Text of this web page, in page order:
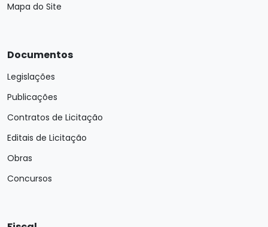
Mapa do Site
Documentos
Legislações
Publicações
Contratos de Licitação
Editais de Licitação
Obras
Concursos